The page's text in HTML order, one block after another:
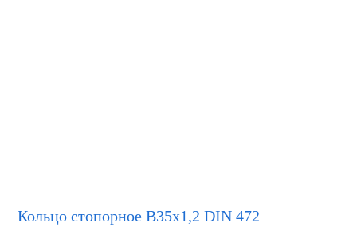
Кольцо стопорное В35х1,2 DIN 472